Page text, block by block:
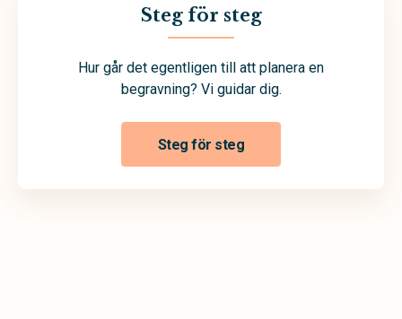
Steg för steg
Hur går det egentligen till att planera en
begravning? Vi guidar dig.
Steg för steg